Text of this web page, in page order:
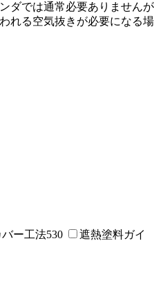
ダでは通常必要ありませんが
れる空気抜きが必要になる場
バー工法530
遮熱塗料ガイ